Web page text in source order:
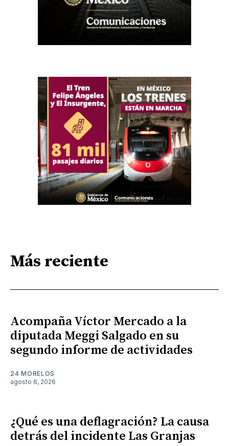
Más reciente
Acompaña Víctor Mercado a la
diputada Meggi Salgado en su
segundo informe de actividades
24 MORELOS
agosto 6, 2026
¿Qué es una deflagración? La causa
detrás del incidente Las Granjas